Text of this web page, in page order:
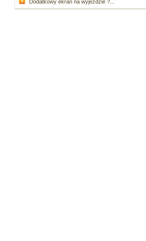
Dodatkowy ekran na wyjeździe ?...